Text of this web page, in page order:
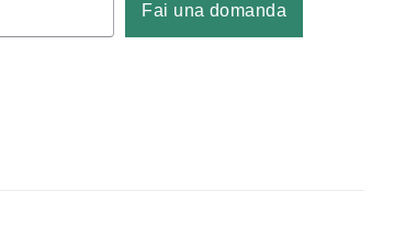
Fai una domanda